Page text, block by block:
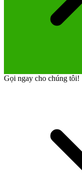
Gọi ngay cho chúng tôi!